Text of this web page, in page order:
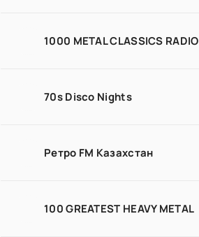
1000 METAL CLASSICS RADIO
70s Disco Nights
Ретро FM Казахстан
100 GREATEST HEAVY METAL